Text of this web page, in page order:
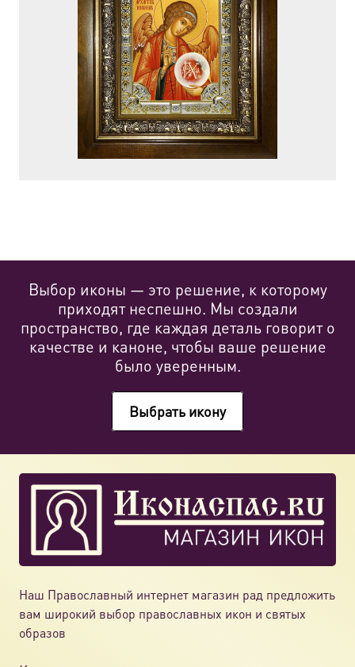
Выбор иконы — это решение, к которому
приходят неспешно. Мы создали
пространство, где каждая деталь говорит о
качестве и каноне, чтобы ваше решение
было уверенным.
Выбрать икону
Наш Православный интернет магазин рад предложить
вам широкий выбор православных икон и святых
образов